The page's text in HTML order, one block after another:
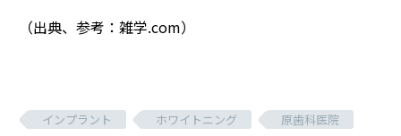
（出典、参考：雑学.com）
インプラント ホワイトニング
原歯科医院